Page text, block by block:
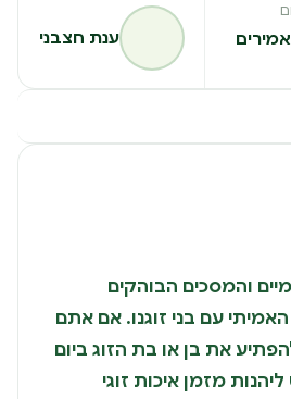
ענת חצבני
והמסכים הבוהקים
עם בני זוגנו. אם אתם
את בן או בת הזוג ביום
מזמן איכות זוגי